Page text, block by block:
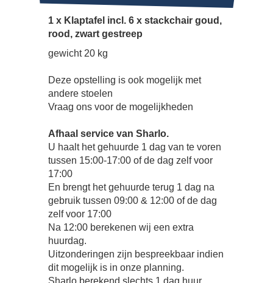
1 x Klaptafel incl. 6 x stackchair goud,
rood, zwart gestreep
gewicht 20 kg
Deze opstelling is ook mogelijk met
andere stoelen
Vraag ons voor de mogelijkheden
Afhaal service van Sharlo.
U haalt het gehuurde 1 dag van te voren
tussen 15:00-17:00 of de dag zelf voor
17:00
En brengt het gehuurde terug 1 dag na
gebruik tussen 09:00 & 12:00 of de dag
zelf voor 17:00
Na 12:00 berekenen wij een extra
huurdag.
Uitzonderingen zijn bespreekbaar indien
dit mogelijk is in onze planning.
Sharlo berekend slechts 1 dag huur.